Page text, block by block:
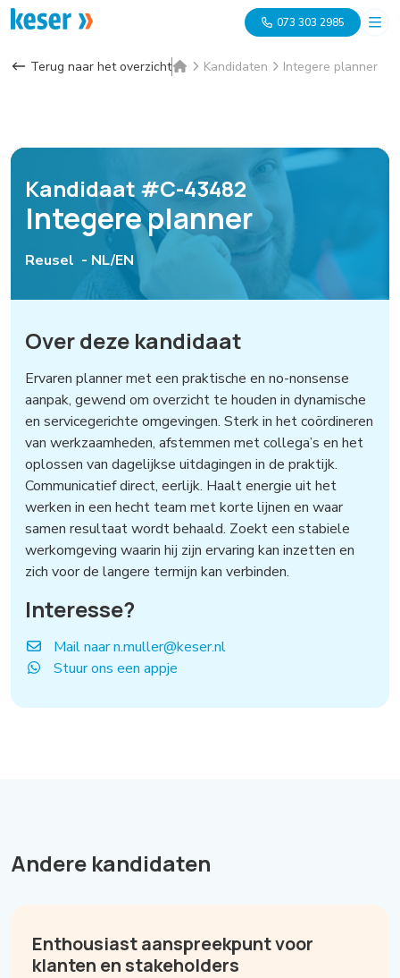
073 303 2985
Terug naar het overzicht Kandidaten Integere planner
Kandidaat #C-43482
Integere planner
Reusel - NL/EN
Over deze kandidaat
Ervaren planner met een praktische en no-nonsense
aanpak, gewend om overzicht te houden in dynamische
en servicegerichte omgevingen. Sterk in het coördineren
van werkzaamheden, afstemmen met collega’s en het
oplossen van dagelijkse uitdagingen in de praktijk.
Communicatief direct, eerlijk. Haalt energie uit het
werken in een hecht team met korte lijnen en waar
samen resultaat wordt behaald. Zoekt een stabiele
werkomgeving waarin hij zijn ervaring kan inzetten en
zich voor de langere termijn kan verbinden.
Interesse?
Mail naar n.muller@keser.nl
Stuur ons een appje
Andere kandidaten
Enthousiast aanspreekpunt voor
klanten en stakeholders